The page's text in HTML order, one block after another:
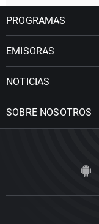
PROGRAMAS
EMISORAS
NOTICIAS
SOBRE NOSOTROS